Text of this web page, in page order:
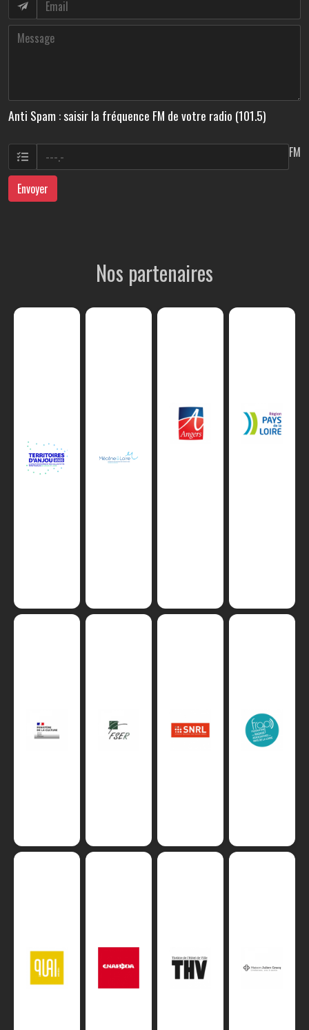
Anti Spam : saisir la fréquence FM de votre radio (101.5)
FM
Envoyer
Nos partenaires